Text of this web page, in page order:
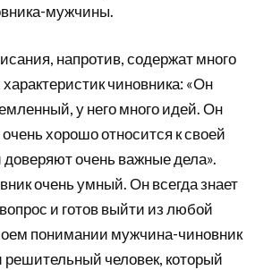
мужчины.
напротив, содержат много
чиновника: «Он
у него много идей. Он
хорошо относится к своей
доверяют очень важные дела».
очень умный. Он всегда знает
и готов выйти из любой
понимании мужчина-чиновник
решительный человек, который